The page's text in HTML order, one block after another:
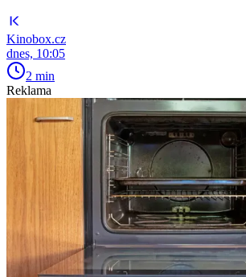
Kinobox.cz
dnes, 10:05
2 min
Reklama